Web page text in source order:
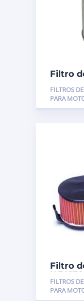
Filtro
FILTROS
PARA
Filtro
FILTROS
PARA